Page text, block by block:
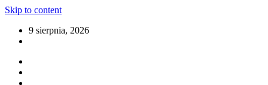
Skip to content
9 sierpnia, 2026